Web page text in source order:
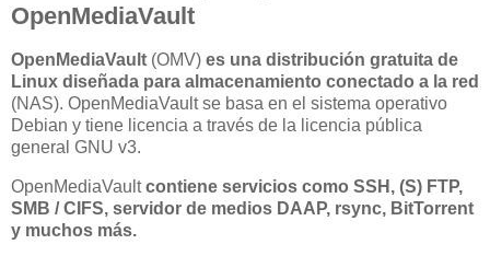
OpenMediaVault
OpenMediaVault (OMV) es una distribución gratuita de
Linux diseñada para almacenamiento conectado a la red
(NAS). OpenMediaVault se basa en el sistema operativo
Debian y tiene licencia a través de la licencia pública
general GNU v3.
OpenMediaVaultcontiene servicios como SSH, (S) FTP,
SMB / CIFS, servidor de medios DAAP, rsync, BitTorrent
y muchos más.